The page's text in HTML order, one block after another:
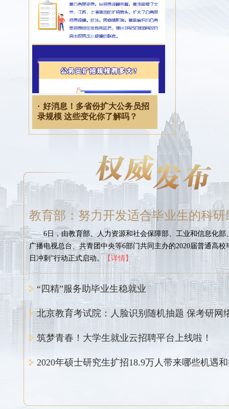
· 好消息！多省份扩大公务员招
录规模 这些变化你了解吗？
教育部：努力开发适合毕业生的科研
6日，由教育部、人力资源和社会保障部、工业和信息化部
广播电视总台、共青团中央等6部门共同主办的2020届普通高校
日冲刺”行动正式启动。
【详情】
“四精”服务助毕业生稳就业
北京教育考试院：人脸识别随机抽题 保考研网
筑梦青春！大学生就业云招聘平台上线啦！
2020年硕士研究生扩招18.9万人带来哪些机遇